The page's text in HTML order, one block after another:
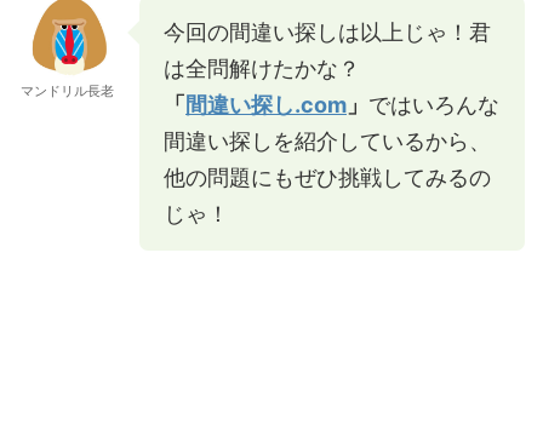
マンドリル長老
今回の間違い探しは以上じゃ！君
は全問解けたかな？
「 間違い探し.com 」 ではいろんな
間違い探しを紹介しているから、
他の問題にもぜひ挑戦してみるの
じゃ！